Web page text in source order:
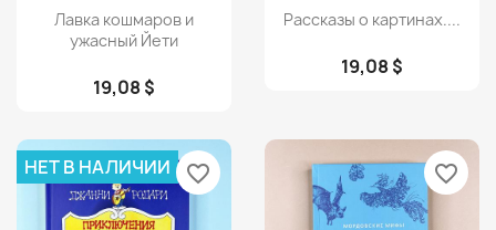
Просмотр
Лавка кошмаров и
ужасный Йети
19,08 $
Просмотр
Рассказы о картинах....
19,08 $
НЕТ В НАЛИЧИИ favorite_border favorite_border